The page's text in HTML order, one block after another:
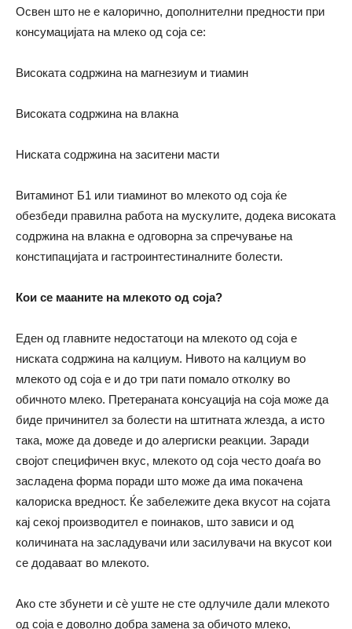
Освен што не е калорично, дополнителни предности при
консумацијата на млеко од соја се:
Високата содржина на магнезиум и тиамин
Високата содржина на влакна
Ниската содржина на заситени масти
Витаминот Б1 или тиаминот во млекото од соја ќе
обезбеди правилна работа на мускулите, додека високата
содржина на влакна е одговорна за спречување на
констипацијата и гастроинтестиналните болести.
Кои се мааните на млекото од соја?
Еден од главните недостатоци на млекото од соја е
ниската содржина на калциум. Нивото на калциум во
млекото од соја е и до три пати помало отколку во
обичното млеко. Претераната консуација на соја може да
биде причинител за болести на штитната жлезда, а исто
така, може да доведе и до алергиски реакции. Заради
својот специфичен вкус, млекото од соја често доаѓа во
засладена форма поради што може да има покачена
калориска вредност. Ќе забележите дека вкусот на сојата
кај секој производител е поинаков, што зависи и од
количината на засладувачи или засилувачи на вкусот кои
се додаваат во млекото.
Ако сте збунети и сѐ уште не сте одлучиле дали млекото
од соја е доволно добра замена за обичото млеко,